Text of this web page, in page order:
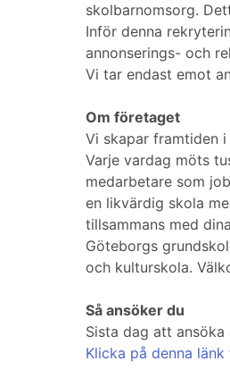
skolbarnomsorg.
Inför denna
annonserings- och
Vi tar endast emot
Om företaget
Vi skapar framtiden
Varje vardag möts
medarbetare som
en likvärdig skola
tillsammans med
Göteborgs
och kulturskola.
Så ansöker du
Sista dag att
Klicka på denna